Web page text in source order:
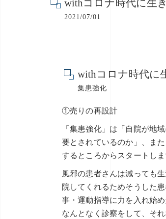
withコロナ時代に生
2021/07/01
withコロナ時代に
集患強化
①売りの再設計
「集患強化」は「自院が地
要とされているのか」、ま
するところからスタートしま
風邪の患者さんは減っても
院してくれるためそうした
事・運動指導に力を入れ始
なんとなく診察をして、そ